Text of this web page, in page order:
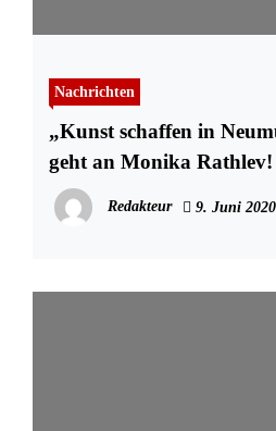
Nachrichten
„Kunst schaffen in
geht an Monika Rathlev!
Redakteur 9. Juni 2020